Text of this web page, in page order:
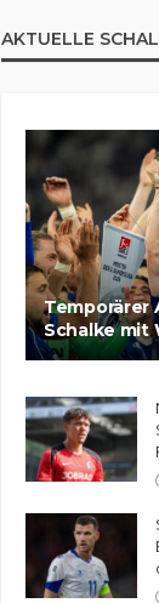
AKTUELLE
Temporärer
Schalke mit